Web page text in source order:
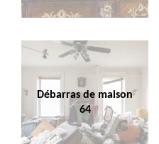
Débarras de maison
64